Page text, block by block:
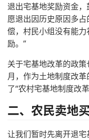
退出宅基地奖励资金
愿退出因历史原因多
偿，村民小组没有能
励。”
关于宅基地改革的政
月，作为土地制度改
了“农村宅基地制度改
二、农民卖地
让我们暂时先离开退